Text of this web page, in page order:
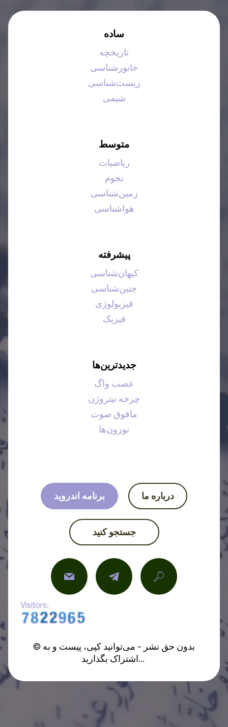
ساده
تاریخچه
جانورشناسی
زیست‌شناسی
شیمی
متوسط
ریاضیات
نجوم
زمین‌شناسی
هواشناسی
پیشرفته
کیهان‌شناسی
جنین‌شناسی
فیزیولوژی
فیزیک
جدیدترین‌ها
عصب واگ
چرخه نیتروژن
مافوق صوت
نورون‌ها
برنامه اندروید درباره ما
جستجو کنید
Visitors:
© بدون حق نشر - می‌توانید کپی، پیست و به
اشتراک بگذارید...